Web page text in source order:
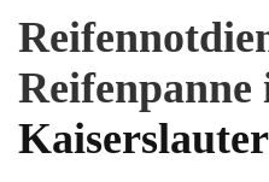
Reifenpanne